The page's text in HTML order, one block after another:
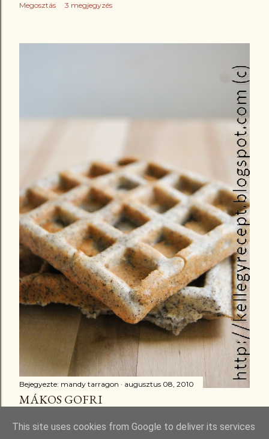
Megosztás 3 megjegyzés
Bejegyezte: mandy tarragon augusztus 08, 2010
MÁKOS GOFRI
This site uses cookies from Google to deliver its services